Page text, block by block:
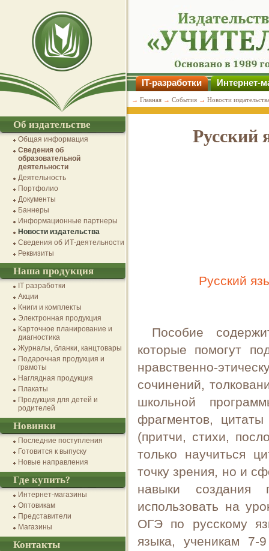
Русский
Русский
Пособие
которые помогут
нравственно-
сочинений,
школьной
фрагментов,
(притчи, стихи,
только научиться
точку зрения, но и
навыки создания
использовать на
ОГЭ по русскому
языка, ученикам 7-
IT-разработки Интернет-
→ Главная → События → Новости
Об издательстве
Общая информация
Сведения об
образовательной
деятельности
Деятельность
Портфолио
Документы
Баннеры
Информационные партнеры
Новости издательства
Сведения об ИТ-деятельности
Реквизиты
Наша продукция
IT разработки
Акции
Книги и комплекты
Электронная продукция
Карточное планирование и
диагностика
Журналы, бланки, канцтовары
Подарочная продукция и
грамоты
Наглядная продукция
Плакаты
Продукция для детей и
родителей
Новинки
Последние поступления
Готовится к выпуску
Новые направления
Где купить?
Интернет-магазины
Оптовикам
Представители
Магазины
Контакты